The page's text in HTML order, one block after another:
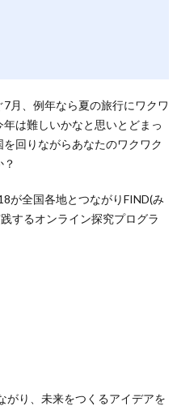
月、例年なら夏の旅行にワクワ
は難しいかなと思いとどまっ
回りながらあなたのワクワク
？
が全国各地とつながりFIND(み
するオンライン探究プログラ
がり、未来をつくるアイデアを